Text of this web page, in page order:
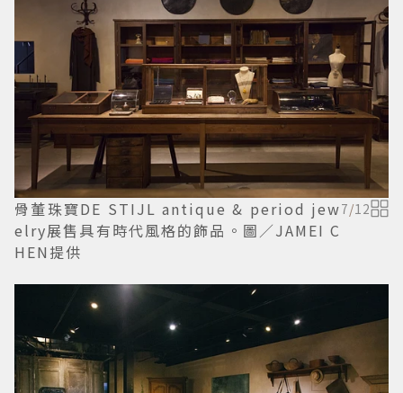
骨董珠寶DE STIJL antique & period jew
elry展售具有時代風格的飾品。圖／JAMEI C
HEN提供
7/12